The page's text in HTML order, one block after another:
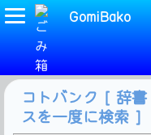
GomiBako
(日本語)タグの検索結
コトバンク [ 辞書
スを一度に検索 ]